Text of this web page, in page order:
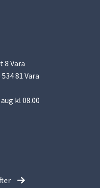
8 Vara
81 Vara
kl 08.00